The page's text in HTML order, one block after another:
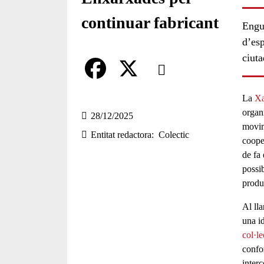
continuar fabricant
Comparteix
a
c
28/12/2025
Entitat redactora
Colectic
La
de fa
Al
una